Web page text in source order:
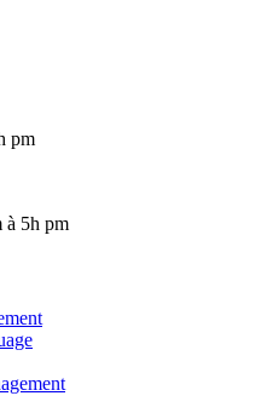
pm
à 5h pm